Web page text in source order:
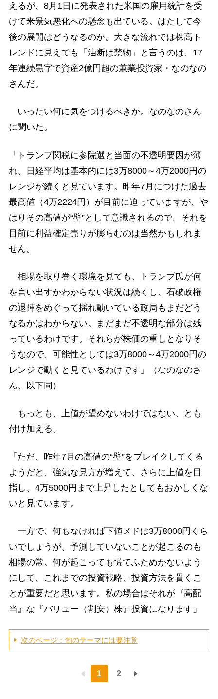
えるが、8月1日に発表された米国の雇用統計を受
けて米景気悪化への懸念も出ている。はたして今
後の展開はどうなるのか。大きな流れでは株高ト
レンドに見えても「油断は禁物」と言うのは、17
年連続黒字で資産2億円超の兼業投資家・なのなの
さんだ。
いったい何に気をつけるべきか。なのなのさん
に聞いた。
「トランプ関税に参院選と当面の不透明要因が薄
れ、日経平均は基本的には3万8000～4万2000円の
レンジが続くと見ています。昨年7月につけた過去
最高値（4万2224円）が目前に迫っていますが、や
はりその高値が“壁”として意識されるので、それを
目前に利益確定売りが膨らむのは当然かもしれま
せん。
相場を取り巻く環境を見ても、トランプ氏が何
を言い出すかわからない状況は続くし、石破政権
の退陣をめぐって揺れ動いている政局もまだどう
なるかはわからない。まだまだ不透明な部分は残
っているわけです。それらが株価の重しとなりそ
うなので、可能性としては3万8000～4万2000円の
レンジで動くと見ているわけです」（なのなのさ
ん、以下同）
もっとも、上値が望めないわけではない、とも
付け加える。
「ただ、昨年7月の高値の“壁”をブレイクしてくる
ようだと、強気な見方が増えて、さらに上値を目
指し、4万5000円まで上昇したとしてもおかしくな
いと見ています。
一方で、何もなければ下値メドは3万8000円くら
いでしょうが、予測していないことが起こるのも
相場の常。何が起こっても慌てふためかないよう
にして、これまでの投資戦略、投資方法を貫くこ
とが重要だと思います。私の場合はそれが『高配
当』な『バリュー（割安）株』投資になります」
次のページ：旬のテーマには要注意
1 2